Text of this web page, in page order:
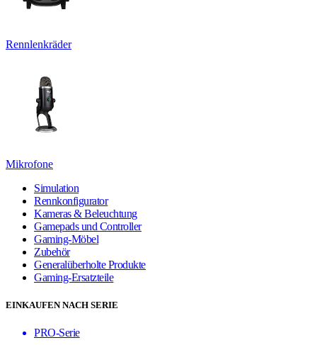
Rennlenkräder
Mikrofone
Simulation
Rennkonfigurator
Kameras & Beleuchtung
Gamepads und Controller
Gaming-Möbel
Zubehör
Generalüberholte Produkte
Gaming-Ersatzteile
EINKAUFEN NACH SERIE
PRO-Serie